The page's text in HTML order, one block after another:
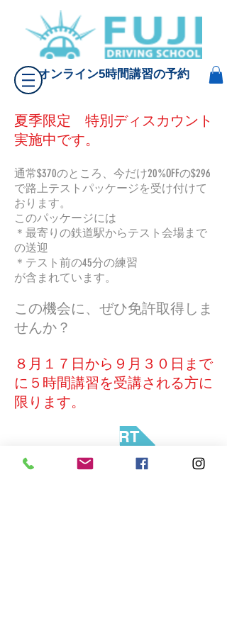
オンライン5時間講習の予約
夏季限定 特別ディスカウント
実施中です。
通常$370のところ、今だけ20%OFFの$296
で路上テストパッケージを受け付けて
おります。
このパッケージには
＊最寄りの鉄道駅からテスト会場まで
の送迎
＊テスト前の45分の練習
が含まれています。
この機会に、ぜひ免許取得しま
せんか？
８月１７日から９月３０日まで
に５時間講習を受講される方に
限ります。
START